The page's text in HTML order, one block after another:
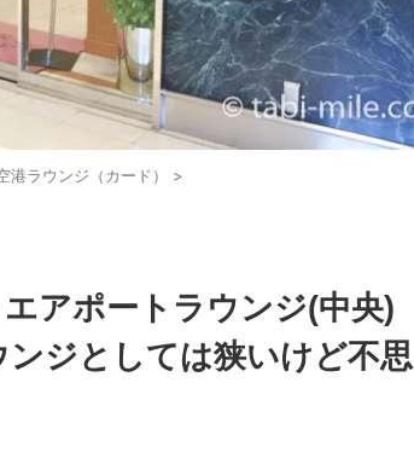
港ラウンジ（カード） >
アポートラウンジ(中央)
ジとしては狭いけど不思